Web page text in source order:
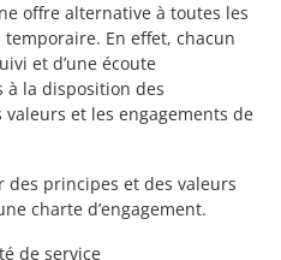
offre alternative à toutes les
En effet, chacun
et d’une écoute
à la disposition des
et les engagements de
des principes et des valeurs
charte d’engagement.
de service